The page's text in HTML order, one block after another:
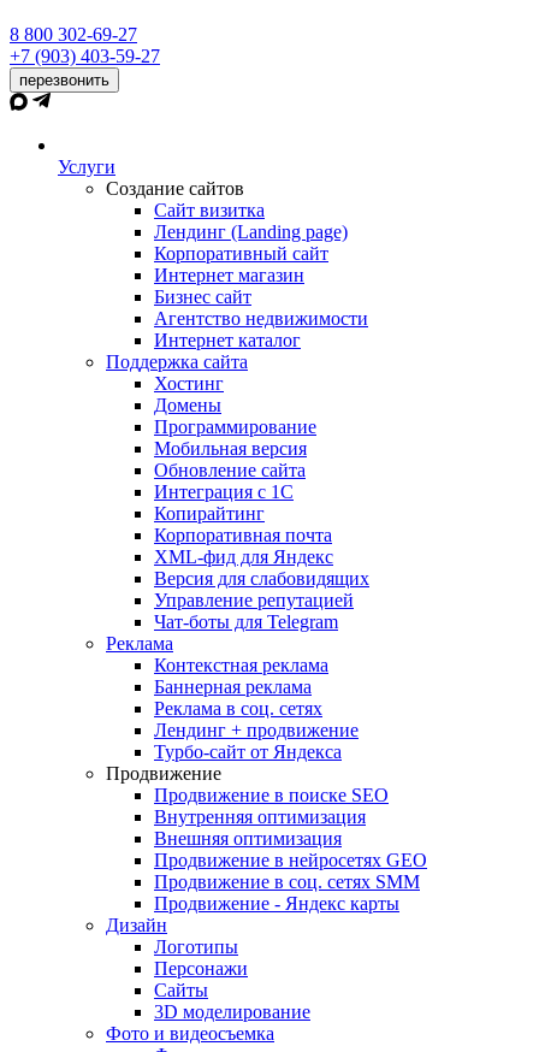
8 800 302-69-27
+7 (903) 403-59-27
перезвонить
Услуги
Создание сайтов
Сайт визитка
Лендинг (Landing page)
Корпоративный сайт
Интернет магазин
Бизнес сайт
Агентство недвижимости
Интернет каталог
Поддержка сайта
Хостинг
Домены
Программирование
Мобильная версия
Обновление сайта
Интеграция с 1С
Копирайтинг
Корпоративная почта
XML-фид для Яндекс
Версия для слабовидящих
Управление репутацией
Чат-боты для Telegram
Реклама
Контекстная реклама
Баннерная реклама
Реклама в соц. сетях
Лендинг + продвижение
Турбо-сайт от Яндекса
Продвижение
Продвижение в поиске SEO
Внутренняя оптимизация
Внешняя оптимизация
Продвижение в нейросетях GEO
Продвижение в соц. сетях SMM
Продвижение - Яндекс карты
Дизайн
Логотипы
Персонажи
Сайты
3D моделирование
Фото и видеосъемка